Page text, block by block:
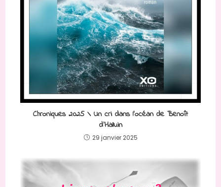
Chroniques 2025 \ Un cri dans l’océan de Benoît
d’Halluin
29 janvier 2025